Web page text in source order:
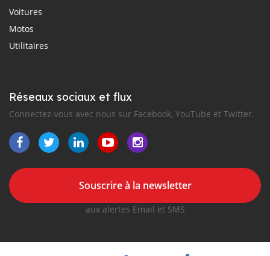
Voitures
Motos
Utilitaires
Réseaux sociaux et flux
Connectez-vous avec nous sur Facebook, YouTube et Twitter.
Souscrire à la newsletter
aux alertes Email et SMS